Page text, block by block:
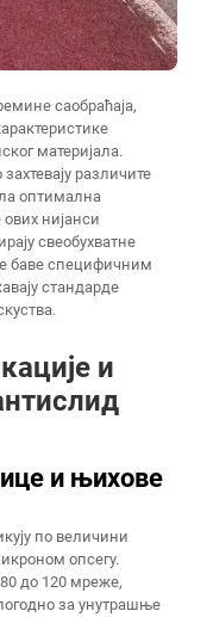
саобраћаја,
материјала.
различите
оптимална
нијанси
свеобухватне
баве специфичним
стандарде
и
и њихове
по величини
опсегу.
до 120 мреже,
за унутрашње